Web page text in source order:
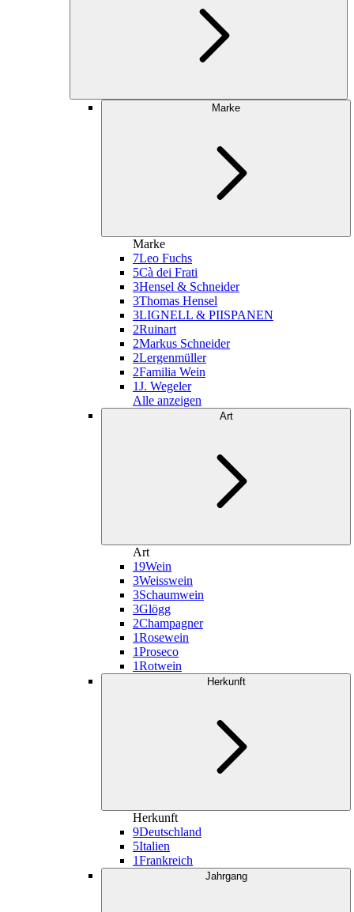
Marke
Marke
7Leo Fuchs
5Cà dei Frati
3Hensel & Schneider
3Thomas Hensel
3LIGNELL & PIISPANEN
2Ruinart
2Markus Schneider
2Lergenmüller
2Familia Wein
1J. Wegeler
Alle anzeigen
Art
Art
19Wein
3Weisswein
3Schaumwein
3Glögg
2Champagner
1Rosewein
1Proseco
1Rotwein
Herkunft
Herkunft
9Deutschland
5Italien
1Frankreich
Jahrgang